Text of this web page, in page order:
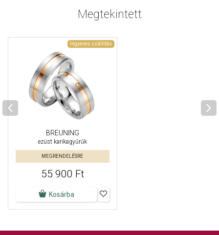
Megtekintett
Ingyenes szállítás
BREUNING
ezüst karikagyűrűk
MEGRENDELÉSRE
55 900 Ft
Kosárba